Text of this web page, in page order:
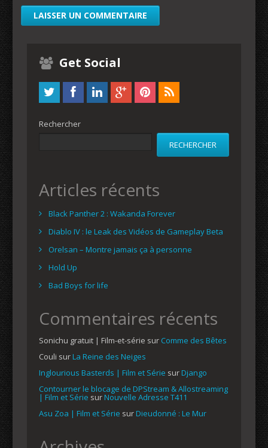
Get Social
Rechercher
RECHERCHER
Articles récents
Black Panther 2 : Wakanda Forever
Diablo IV : le Leak des Vidéos de Gameplay Beta
Orelsan – Montre jamais ça à personne
Hold Up
Bad Boys for life
Commentaires récents
Sonichu gratuit | Film-et-série sur Comme des Bêtes
Couli surLa Reine des Neiges
Inglourious Basterds | Film et Série surDjango
Contourner le blocage de DPStream & Allostreaming
| Film et Série surNouvelle Adresse T411
Asu Zoa | Film et Série surDieudonné : Le Mur